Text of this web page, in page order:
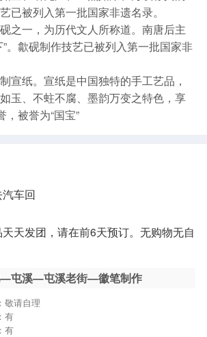
已被列入第一批国家非遗名录。
之一，为历代文人所称道。南唐后主
。歙砚制作技艺已被列入第一批国家非
宣纸。宣纸是中国独特的手工艺品，
玉、不蛀不腐、墨韵万变之特色，享
，被誉为“国宝”
车回
天发团，请在前6天预订。无购物无自
屯溪—屯溪老街—徽笔制作
敬请自理
有
有